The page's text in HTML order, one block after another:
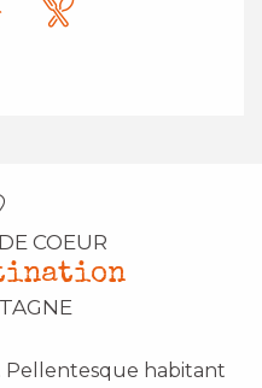
COEUR
habitant